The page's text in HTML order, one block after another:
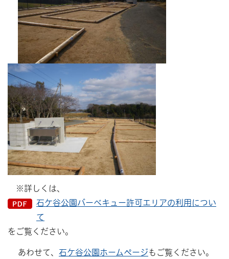
※詳しくは、
石ケ谷公園バーベキュー許可エリアの利用につい
て
をご覧ください。
あわせて、 石ケ谷公園ホームページもご覧ください。